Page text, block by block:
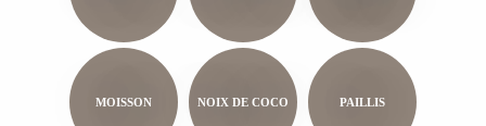
MOISSON NOIX DE COCO PAILLIS